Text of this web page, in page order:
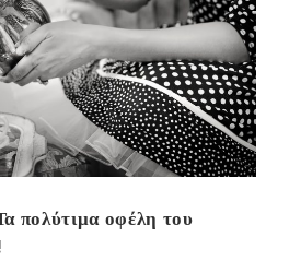
πολύτιμα οφέλη του